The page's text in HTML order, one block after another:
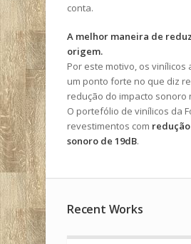
conta.
A melhor maneira de
origem.
Por este motivo, os vinílicos
um ponto forte no que diz
redução do impacto sonoro
O portefólio de vinílicos da
revestimentos com
sonoro de 19dB.
Recent Works